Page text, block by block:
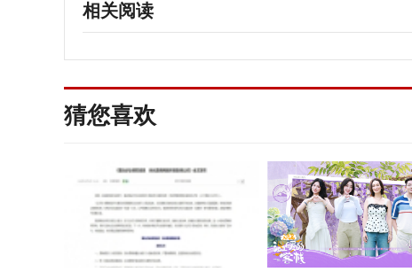
相关阅读
猜您喜欢